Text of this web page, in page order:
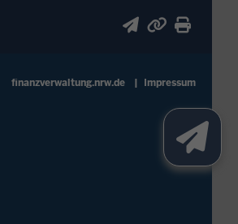
finanzverwaltung.nrw.de Impressum